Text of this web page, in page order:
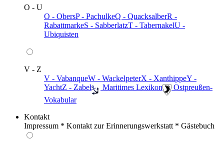
O - U
O - ObersP - PachulkeQ - QuacksalberR -
RabattmarkeS - SabberlatzT - TabernakelU -
Ubiquisten
V - Z
V - VabanqueW - WackelpeterX - XanthippeY -
YachtZ - Zabel ️ Maritimes Lexikon
️ Ostpreußen-
Vokabular
Kontakt
Impressum * Kontakt zur Erinnerungswerkstatt * Gästebuch